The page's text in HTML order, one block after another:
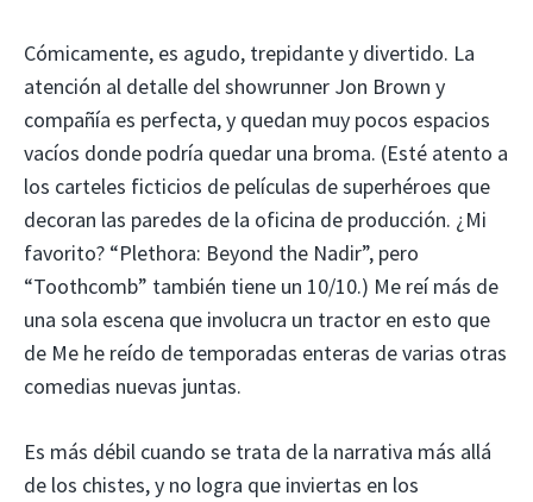
Cómicamente, es agudo, trepidante y divertido. La
atención al detalle del showrunner Jon Brown y
compañía es perfecta, y quedan muy pocos espacios
vacíos donde podría quedar una broma. (Esté atento a
los carteles ficticios de películas de superhéroes que
decoran las paredes de la oficina de producción. ¿Mi
favorito? “Plethora: Beyond the Nadir”, pero
“Toothcomb” también tiene un 10/10.) Me reí más de
una sola escena que involucra un tractor en esto que
de Me he reído de temporadas enteras de varias otras
comedias nuevas juntas.
Es más débil cuando se trata de la narrativa más allá
de los chistes, y no logra que inviertas en los